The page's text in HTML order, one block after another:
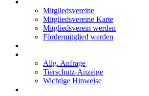
Mitgliedsvereine
Mitgliedsvereine Karte
Mitgliedsverein werden
Fördermitglied werden
Allg. Anfrage
Tierschutz-Anzeige
Wichtige Hinweise